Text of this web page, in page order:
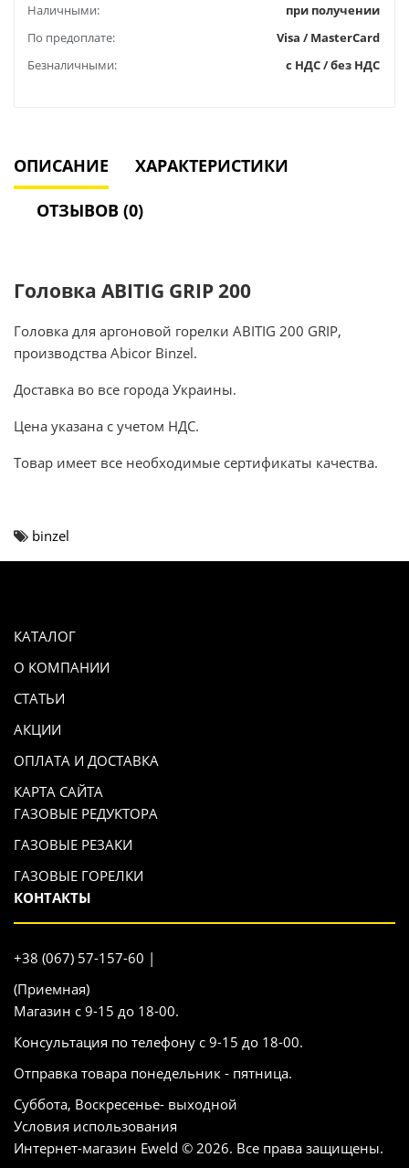
Наличными:
при получении
По предоплате:
Visa / MasterCard
Безналичными:
с НДС / без НДС
ОПИСАНИЕ ХАРАКТЕРИСТИКИ
ОТЗЫВОВ (0)
Головка ABITIG GRIP 200
Головка для аргоновой горелки ABITIG 200 GRIP,
производства Abicor Binzel.
Доставка во все города Украины.
Цена указана с учетом НДС.
Товар имеет все необходимые сертификаты качества.
binzel
КАТАЛОГ
О КОМПАНИИ
СТАТЬИ
АКЦИИ
ОПЛАТА И ДОСТАВКА
КАРТА САЙТА
ГАЗОВЫЕ РЕДУКТОРА
ГАЗОВЫЕ РЕЗАКИ
ГАЗОВЫЕ ГОРЕЛКИ
КОНТАКТЫ
+38 (067) 57-157-60 |
(Приемная)
Магазин с 9-15 до 18-00.
Консультация по телефону с 9-15 до 18-00.
Отправка товара понедельник - пятница.
Суббота, Воскресенье- выходной
Условия использования
Интернет-магазин Eweld © 2026. Все права защищены.